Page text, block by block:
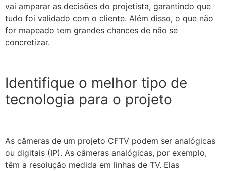
vai amparar as decisões do projetista, garantindo que
tudo foi validado com o cliente. Além disso, o que não
for mapeado tem grandes chances de não se
concretizar.
Identifique o melhor tipo de
tecnologia para o projeto
As câmeras de um projeto CFTV podem ser analógicas
ou digitais (IP). As câmeras analógicas, por exemplo,
têm a resolução medida em linhas de TV. Elas